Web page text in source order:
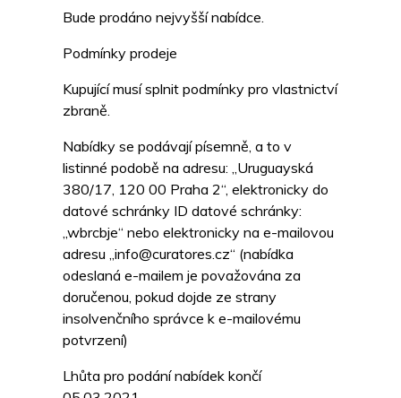
Bude prodáno nejvyšší nabídce.
Podmínky prodeje
Kupující musí splnit podmínky pro vlastnictví
zbraně.
Nabídky se podávají písemně, a to v
listinné podobě na adresu: „Uruguayská
380/17, 120 00 Praha 2“, elektronicky do
datové schránky ID datové schránky:
„wbrcbje“ nebo elektronicky na e-mailovou
adresu „info@curatores.cz“ (nabídka
odeslaná e-mailem je považována za
doručenou, pokud dojde ze strany
insolvenčního správce k e-mailovému
potvrzení)
Lhůta pro podání nabídek končí